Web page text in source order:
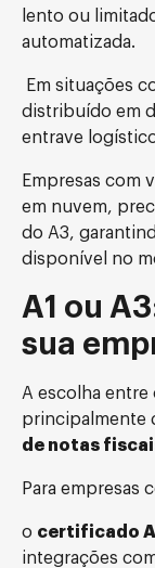
lento ou
automatizada.
Em situações
distribuído em
entrave
Empresas com
em nuvem,
do A3,
disponível no
A1 ou
sua
A escolha entre
principalmente
de notas
Para empresas
o certificado
integrações